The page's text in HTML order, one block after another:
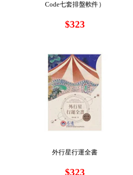
Code七套排盤軟件）
$323
外行星行運全書
$323